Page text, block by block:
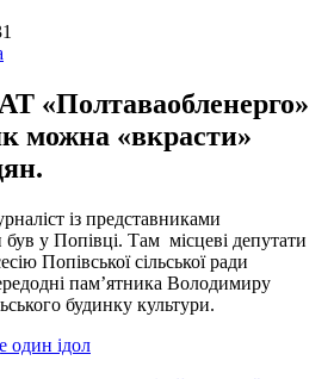
«Полтаваобленерго»
можна «вкрасти»
із представниками
був у Попівці. Там місцеві депутати
Попівської сільської ради
пам’ятника Володимиру
будинку культури.
один ідол